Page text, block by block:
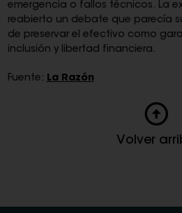
emergencia o fallos técnicos. La
reabierto un debate que parecía
de preservar el efectivo como
inclusión y libertad financiera.
Fuente: La Razón
Volver